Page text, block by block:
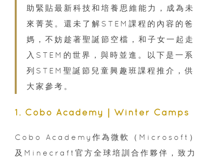
助緊貼最新科技和培養思維能力，成為未
來菁英。還未了解STEM課程的內容的爸
媽，不妨趁著聖誕節空檔，和子女一起走
入STEM的世界，與時並進。以下是一系
列STEM聖誕節兒童興趣班課程推介，供
大家參考。
1. Cobo Academy｜Winter Camps
Cobo Academy作為微軟（Microsoft）
及Minecraft官方全球培訓合作夥伴，致力